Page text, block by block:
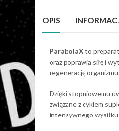
OPIS
ParabolaX to
oraz poprawia siłę i
regenerację organizmu.
Dzięki stopniowemu
związane z cyklem
intensywnego